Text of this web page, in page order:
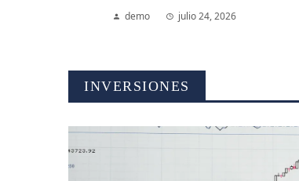
demo
julio 24, 2026
INVERSIONES